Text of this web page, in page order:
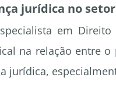
jurídica no
em
na relação entre
jurídica,